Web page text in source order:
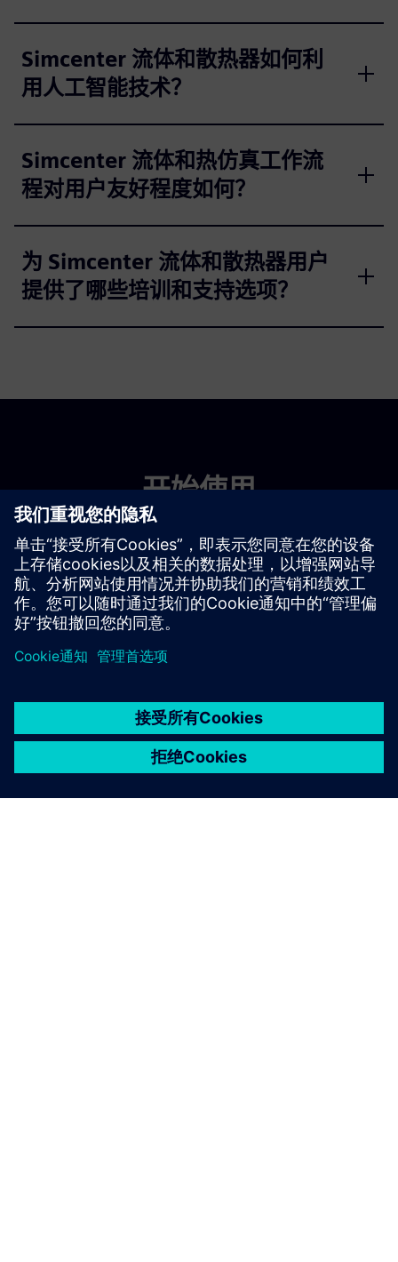
Simcenter 流体和散热器如何利
用人工智能技术？
Simcenter 流体和热仿真工作流
程对用户友好程度如何？
为 Simcenter 流体和散热器用户
提供了哪些培训和支持选项？
开始使用
探索产品